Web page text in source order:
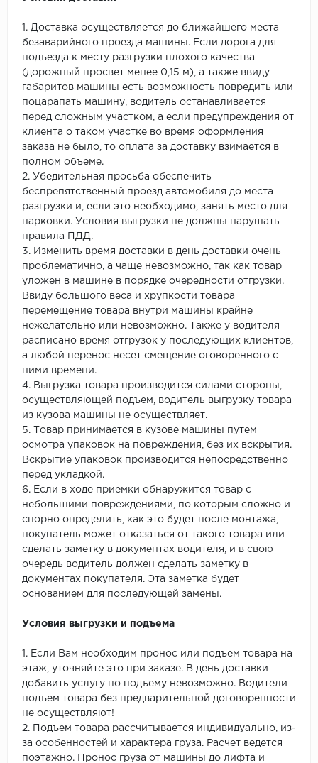
1. Доставка осуществляется до ближайшего места
безаварийного проезда машины. Если дорога для
подъезда к месту разгрузки плохого качества
(дорожный просвет менее 0,15 м), а также ввиду
габаритов машины есть возможность повредить или
поцарапать машину, водитель останавливается
перед сложным участком, а если предупреждения от
клиента о таком участке во время оформления
заказа не было, то оплата за доставку взимается в
полном объеме.
2. Убедительная просьба обеспечить
беспрепятственный проезд автомобиля до места
разгрузки и, если это необходимо, занять место для
парковки. Условия выгрузки не должны нарушать
правила ПДД.
3. Изменить время доставки в день доставки очень
проблематично, а чаще невозможно, так как товар
уложен в машине в порядке очередности отгрузки.
Ввиду большого веса и хрупкости товара
перемещение товара внутри машины крайне
нежелательно или невозможно. Также у водителя
расписано время отгрузок у последующих клиентов,
а любой перенос несет смещение оговоренного с
ними времени.
4. Выгрузка товара производится силами стороны,
осуществляющей подъем, водитель выгрузку товара
из кузова машины не осуществляет.
5. Товар принимается в кузове машины путем
осмотра упаковок на повреждения, без их вскрытия.
Вскрытие упаковок производится непосредственно
перед укладкой.
6. Если в ходе приемки обнаружится товар с
небольшими повреждениями, по которым сложно и
спорно определить, как это будет после монтажа,
покупатель может отказаться от такого товара или
сделать заметку в документах водителя, и в свою
очередь водитель должен сделать заметку в
документах покупателя. Эта заметка будет
основанием для последующей замены.
Условия выгрузки и подъема
1. Если Вам необходим пронос или подъем товара на
этаж, уточняйте это при заказе. В день доставки
добавить услугу по подъему невозможно. Водители
подъем товара без предварительной договоренности
не осуществляют!
2. Подъем товара рассчитывается индивидуально, из-
за особенностей и характера груза. Расчет ведется
поэтажно. Пронос груза от машины до лифта и